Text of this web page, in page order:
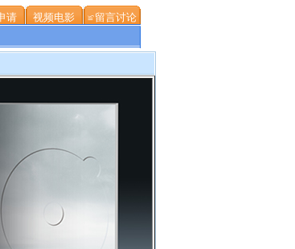
请 视频电影 ≌留言讨论